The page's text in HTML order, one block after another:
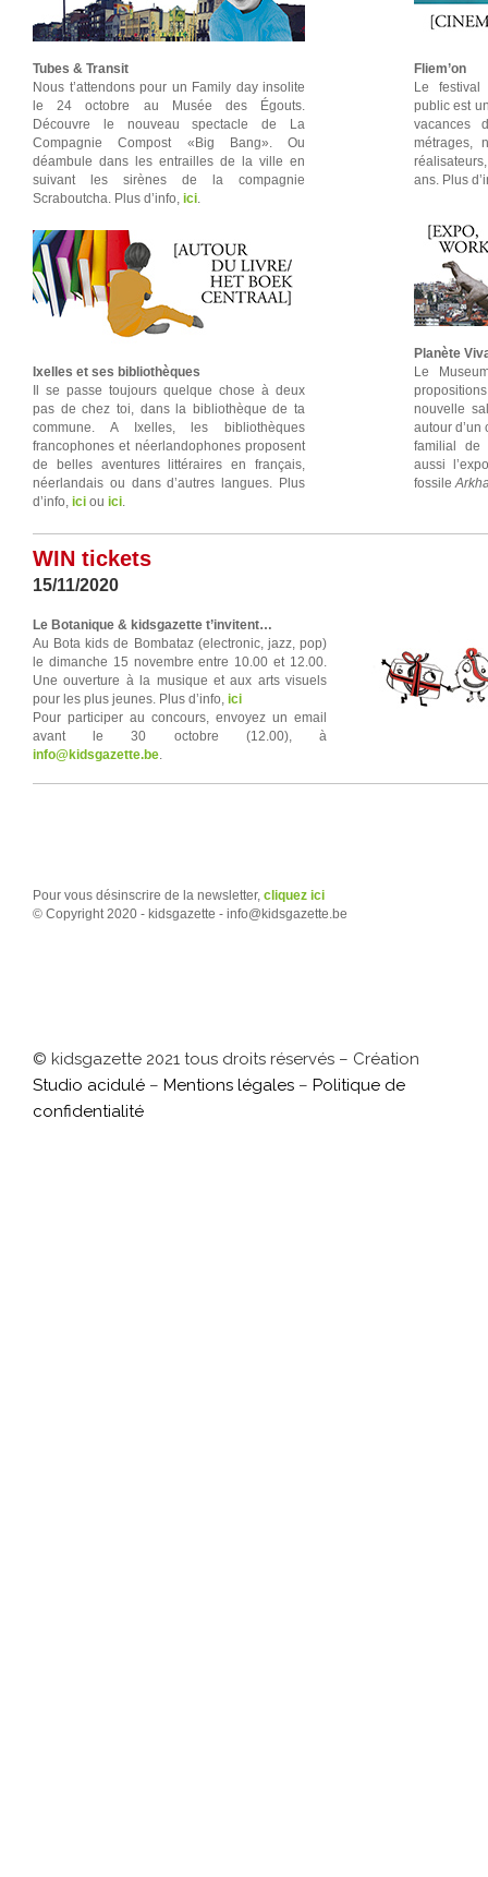
Tubes & Transit
Nous t’attendons pour un Family day insolite
le 24 octobre au Musée des Égouts.
Découvre le nouveau spectacle de La
Compagnie Compost «Big Bang». Ou
déambule dans les entrailles de la ville en
suivant les sirènes de la compagnie
Scraboutcha. Plus d’info, ici.
Ixelles et ses bibliothèques
Il se passe toujours quelque chose à deux
pas de chez toi, dans la bibliothèque de ta
commune. A Ixelles, les bibliothèques
francophones et néerlandophones proposent
de belles aventures littéraires en français,
néerlandais ou dans d’autres langues. Plus
d’info, ici ou ici.
Fliem’on
Le festival
public est
vacances
métrages,
ans. Plus
Planète
Le
nouvelle
autour d’un
familial de
aussi
fossile
WIN tickets
15/11/2020
Le Botanique & kidsgazette t’invitent…
Au Bota kids de Bombataz (electronic, jazz, pop)
le dimanche 15 novembre entre 10.00 et 12.00.
Une ouverture à la musique et aux arts visuels
pour les plus jeunes. Plus d’info, ici
Pour participer au concours, envoyez un email
avant le 30 octobre (12.00), à
info@kidsgazette.be.
Pour vous désinscrire de la newsletter, cliquez ici
© Copyright 2020 - kidsgazette - info@kidsgazette.be
© kidsgazette 2021 tous droits réservés – Création
Studio acidulé – Mentions légales – Politique de
confidentialité